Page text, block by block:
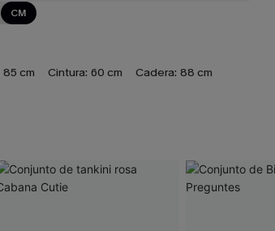
CM
85 cm Cintura: 60 cm Cadera: 88 cm